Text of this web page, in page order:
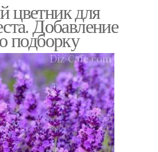
цветник для
Добавление
подборку